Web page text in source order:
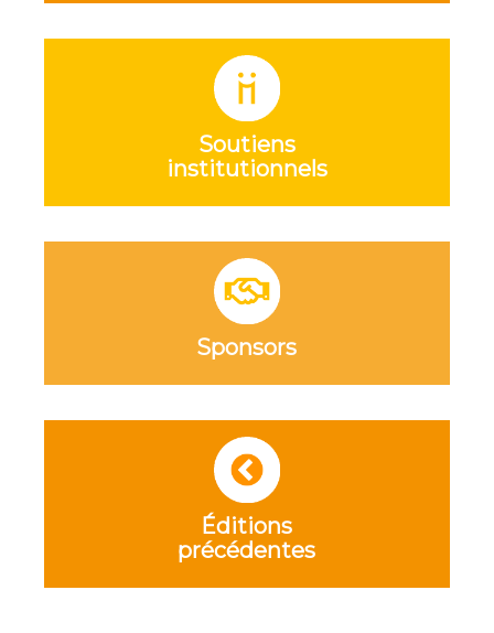
Soutiens
institutionnels
Sponsors
Éditions
précédentes